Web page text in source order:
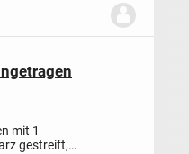
mit 1
gestreift,